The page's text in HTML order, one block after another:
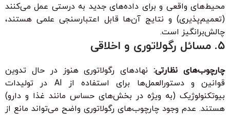
محیط‌های واقعی و برای داده‌های جدید به درستی عمل می‌کنند
(تعمیم‌پذیری) و نتایج آن‌ها قابل اعتبارسنجی علمی هستند،
چالش‌برانگیز است.
۵. مسائل رگولاتوری و اخلاقی
چارچوب‌های نظارتی:نهادهای رگولاتوری هنوز در حال تدوین
قوانین و دستورالعمل‌ها برای استفاده از AI در تولیدات
بیوتکنولوژیک (به ویژه در بخش‌های حساس مانند غذا و دارو)
هستند. عدم وجود چارچوب‌های رگولاتوری واضح می‌تواند مانع از